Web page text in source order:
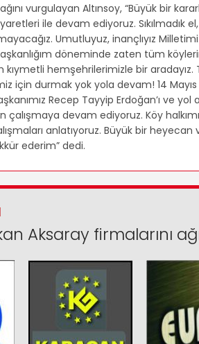
vurgulayan Altınsoy, “Büyük bir
ile devam ediyoruz. Sıkılmadık
Umutluyuz, inançlıyız
döneminde zaten tüm
hemşehrilerimizle bir aradayız.
için durmak yok yola devam! 14 Mayıs
Recep Tayyip Erdoğan’ı ve yol
devam ediyoruz. Köy
anlatıyoruz. Büyük bir
ederim” dedi.
Aksaray firmalarını